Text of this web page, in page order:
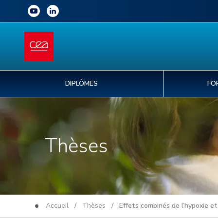
DIPLÔMES
Thèses
Accueil / Thèses / Effets combinés de l’hypoxie